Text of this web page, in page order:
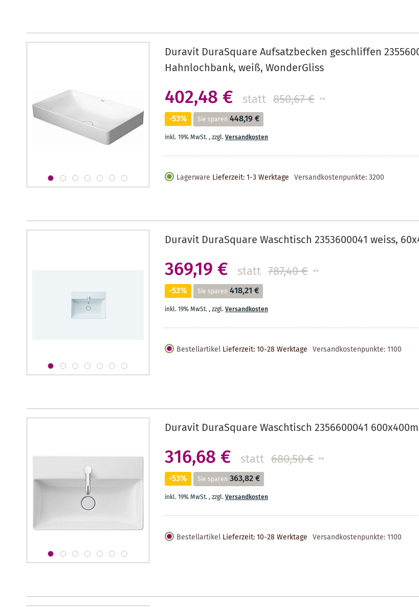
Duravit DuraSquare Aufsatzbecken geschliffen
Hahnlochbank, weiß, WonderGliss
402,48 € statt 850,67 € **
-53% Sie sparen 448,19 €
inkl. 19% MwSt.,zzgl.Versandkosten
Lagerware Lieferzeit: 1-3 Werktage Versandkostenpunkte:3200
Duravit DuraSquare Waschtisch 2353600041 weiss,
369,19 € statt 787,40 € **
-53% Sie sparen 418,21 €
inkl. 19% MwSt.,zzgl.Versandkosten
Bestellartikel Lieferzeit: 10-28 Werktage Versandkostenpunkte:1100
Duravit DuraSquare Waschtisch 2356600041
316,68 € statt 680,50 € **
-53% Sie sparen 363,82 €
inkl. 19% MwSt.,zzgl.Versandkosten
Bestellartikel Lieferzeit: 10-28 Werktage Versandkostenpunkte:1100